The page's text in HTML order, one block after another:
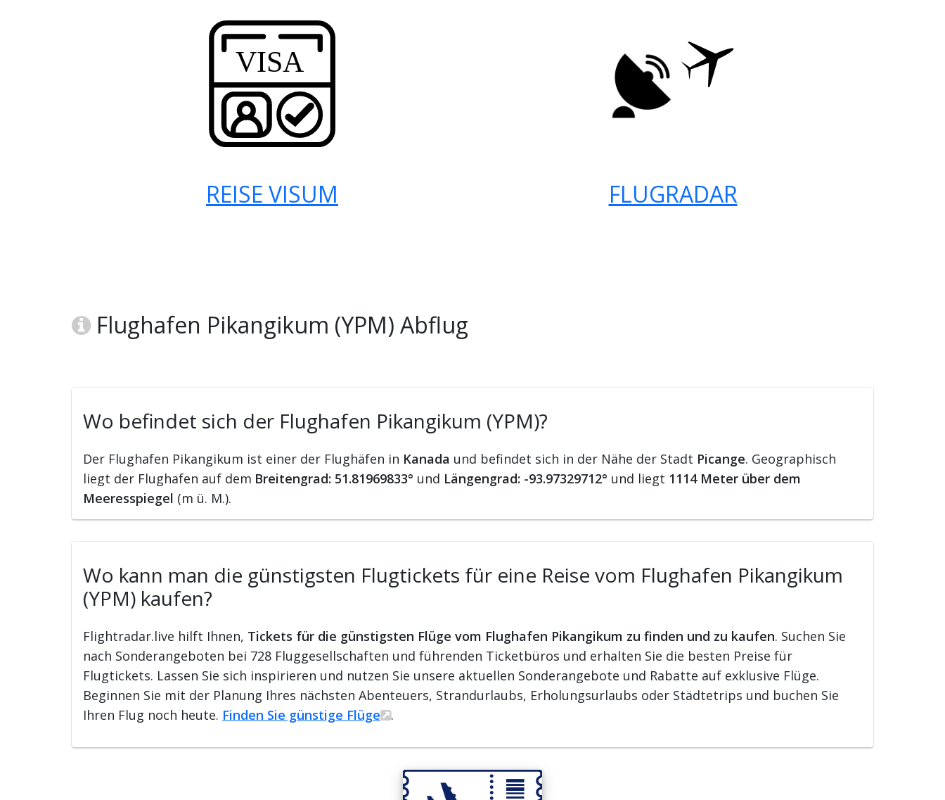
REISE VISUM FLUGRADAR
Flughafen Pikangikum (YPM) Abflug
Wo befindet sich der Flughafen Pikangikum (YPM)?
Der Flughafen Pikangikum ist einer der Flughäfen in Kanada und befindet sich in der Nähe der Stadt Picange. Geographisch
liegt der Flughafen auf dem Breitengrad: 51.81969833° und Längengrad: -93.97329712° und liegt 1114 Meter über dem
Meeresspiegel (m ü. M.).
Wo kann man die günstigsten Flugtickets für eine Reise vom Flughafen Pikangikum
(YPM) kaufen?
Flightradar.live hilft Ihnen, Tickets für die günstigsten Flüge vom Flughafen Pikangikum zu finden und zu kaufen. Suchen Sie
nach Sonderangeboten bei 728 Fluggesellschaften und führenden Ticketbüros und erhalten Sie die besten Preise für
Flugtickets. Lassen Sie sich inspirieren und nutzen Sie unsere aktuellen Sonderangebote und Rabatte auf exklusive Flüge.
Beginnen Sie mit der Planung Ihres nächsten Abenteuers, Strandurlaubs, Erholungsurlaubs oder Städtetrips und buchen Sie
Ihren Flug noch heute. Finden Sie günstige Flüge .